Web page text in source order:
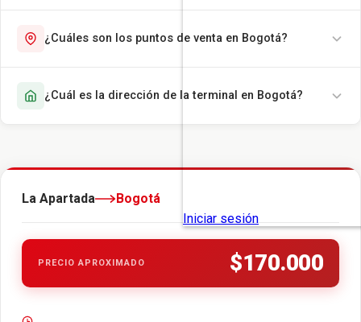
¿Cuáles son los puntos de venta en Bogotá?
¿Cuál es la dirección de la terminal en Bogotá?
La Apartada Bogotá
PRECIO APROXIMADO $170.000